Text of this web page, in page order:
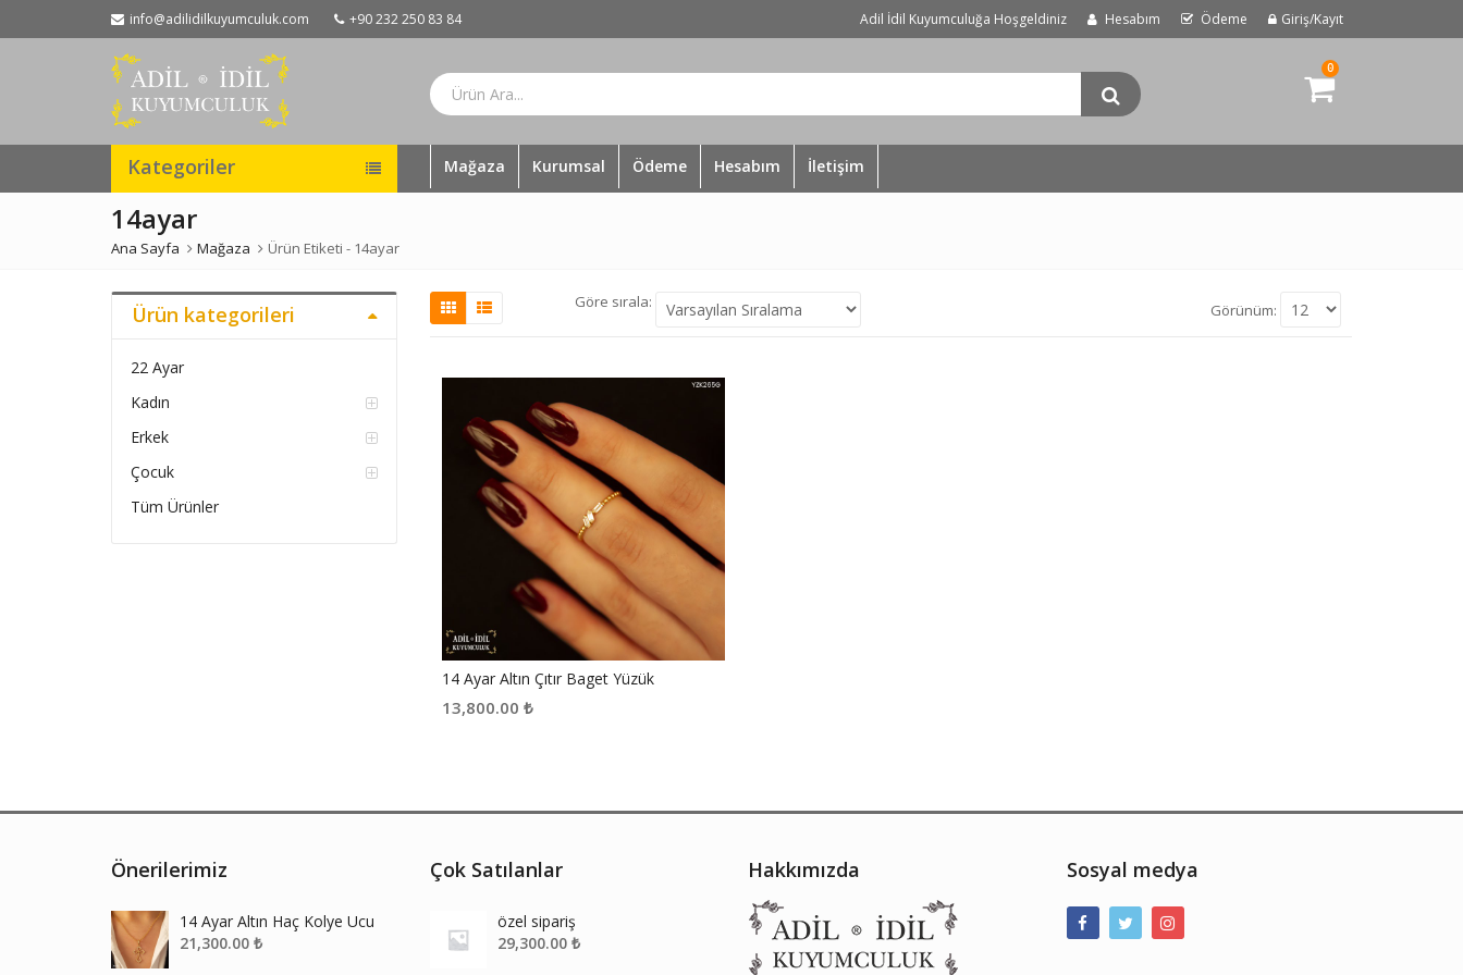
info@adilidilkuyumculuk.com +90 232 250 83 84 Adil İdil Kuyumculuğa Hoşgeldiniz Hesabım Ödeme Giriş/Kayıt
0
Kategoriler Mağaza Kurumsal Ödeme Hesabım İletişim
14ayar
Ana Sayfa Mağaza Ürün Etiketi - 14ayar
Göre sırala: Görünüm:
14 Ayar Altın Çıtır Baget Yüzük
13,800.00 ₺
Ürün kategorileri
22 Ayar
Kadın
Erkek
Çocuk
Tüm Ürünler
Önerilerimiz
14 Ayar Altın Haç Kolye Ucu
21,300.00 ₺
Çok Satılanlar
özel sipariş
29,300.00 ₺
Hakkımızda Sosyal medya